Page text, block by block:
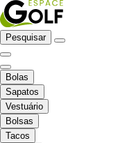
Pesquisar
Bolas
Sapatos
Vestuário
Bolsas
Tacos